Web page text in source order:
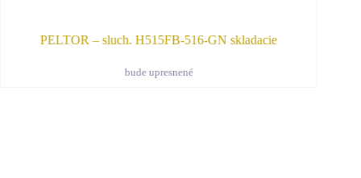
PELTOR – sluch. H515FB-516-GN skladacie
bude upresnené